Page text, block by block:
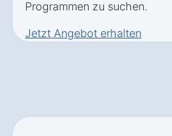
Programmen zu suchen.
Jetzt Angebot erhalten